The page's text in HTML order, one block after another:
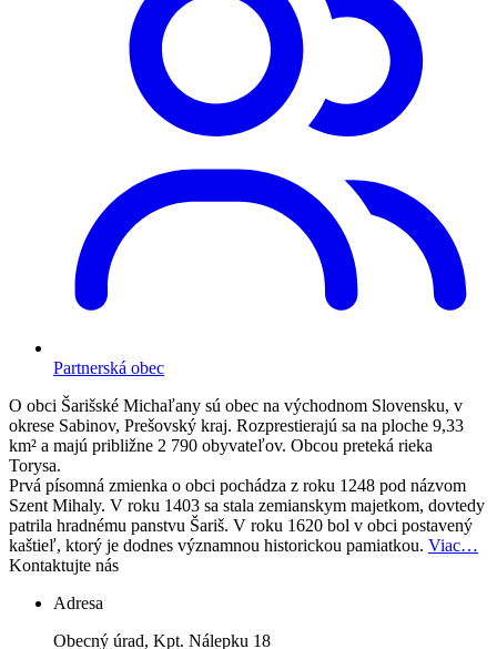
Partnerská obec
O obci Šarišské Michaľany sú obec na východnom Slovensku, v
okrese Sabinov, Prešovský kraj. Rozprestierajú sa na ploche 9,33
km² a majú približne 2 790 obyvateľov. Obcou preteká rieka
Torysa.
Prvá písomná zmienka o obci pochádza z roku 1248 pod názvom
Szent Mihaly. V roku 1403 sa stala zemianskym majetkom, dovtedy
patrila hradnému panstvu Šariš. V roku 1620 bol v obci postavený
kaštieľ, ktorý je dodnes významnou historickou pamiatkou. Viac…
Kontaktujte nás
Adresa
Obecný úrad, Kpt. Nálepku 18